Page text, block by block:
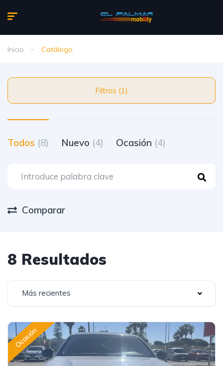
Inicio Catálogo
Filtros (1)
Todos (8) Nuevo (4) Ocasión (4)
Comparar
8 Resultados
Más recientes
Ocasión